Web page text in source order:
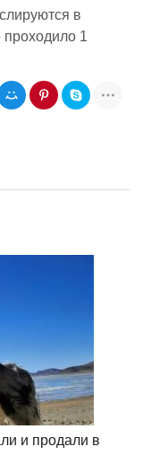
в
1
и продали в